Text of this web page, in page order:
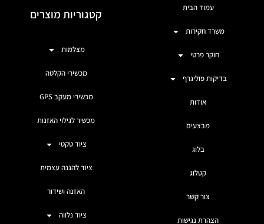
עמוד הבית
משרד חקירות
חוקר פרטי
בדיקות פוליגרף
אודות
מבצעים
בלוג
קטלוג
צור קשר
הצהרת נגישות
קטגוריות מוצרים
מצלמות
מכשירי הקלטה
מכשירי מעקב GPS
מכשיר לגילוי האזנות
ציוד טקטי
ציוד להגנה עצמית
האזנה ושידור
ציוד נלווה